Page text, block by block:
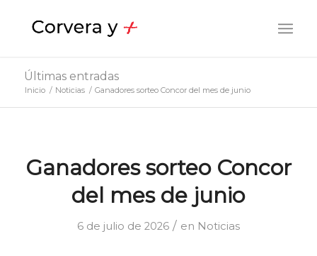
Últimas entradas
Inicio / Noticias / Ganadores sorteo Concor del mes de junio
Ganadores sorteo Concor
del mes de junio
6 de julio de 2026 / en Noticias